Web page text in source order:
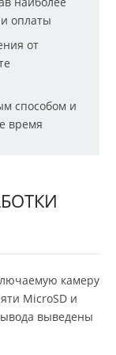
оплаты
от
способом и
время
камеру
MicroSD и
выведены